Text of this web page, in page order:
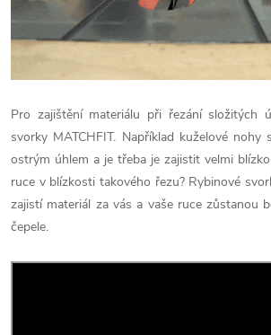
Pro zajištění materiálu při řezání složitých
svorky MATCHFIT. Například kuželové nohy
ostrým úhlem a je třeba je zajistit velmi
ruce v blízkosti takového řezu? Rybinové
zajistí materiál za vás a vaše ruce zůstanou
čepele.